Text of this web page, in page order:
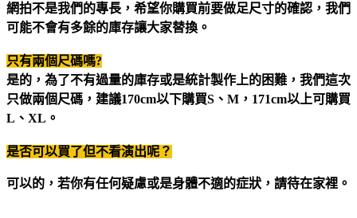
網拍不是我們的專長，希望你購買前要做足尺寸的確認，我們
可能不會有多餘的庫存讓大家替換。
只有兩個尺碼嗎?
是的，為了不有過量的庫存或是統計製作上的困難，我們這次
只做兩個尺碼，建議170cm以下購買S、M，171cm以上可購買
L、XL。
是否可以買了但不看演出呢？
可以的，若你有任何疑慮或是身體不適的症狀，請待在家裡。